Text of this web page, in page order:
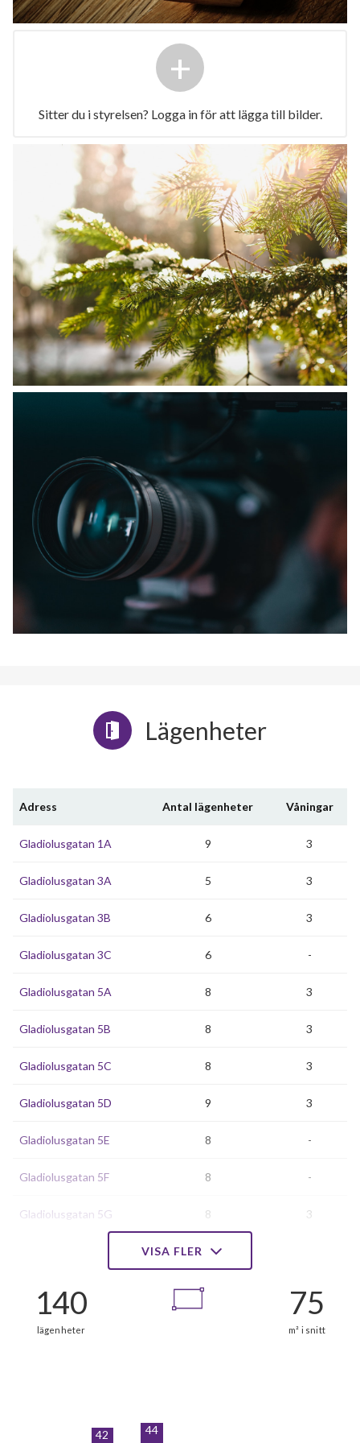
+
Sitter du i styrelsen? Logga in för att lägga till bilder.
Lägenheter
Adress Antal lägenheter Våningar
Gladiolusgatan 1A 9 3
Gladiolusgatan 3A 5 3
Gladiolusgatan 3B 6 3
Gladiolusgatan 3C 6 -
Gladiolusgatan 5A 8 3
Gladiolusgatan 5B 8 3
Gladiolusgatan 5C 8 3
Gladiolusgatan 5D 9 3
Gladiolusgatan 5E 8 -
Gladiolusgatan 5F 8 -
Gladiolusgatan 5G 8 3
9
Irisgatan 2C
VISA FLER
42
44